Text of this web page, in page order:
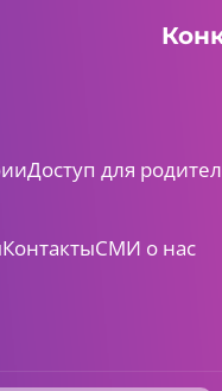
Доступ для
КонтактыСМИ о нас